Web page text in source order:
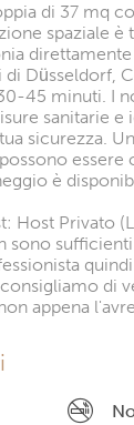
di 37 mq
spaziale è
direttamente
Düsseldorf,
45 minuti. I
sanitarie e
sicurezza.
essere
è
Host Privato
sono
di
appena